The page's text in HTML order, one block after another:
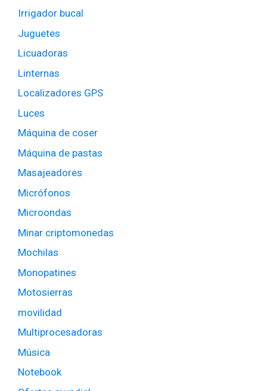
Irrigador bucal
Juguetes
Licuadoras
Linternas
Localizadores GPS
Luces
Máquina de coser
Máquina de pastas
Masajeadores
Micrófonos
Microondas
Minar criptomonedas
Mochilas
Monopatines
Motosierras
movilidad
Multiprocesadoras
Música
Notebook